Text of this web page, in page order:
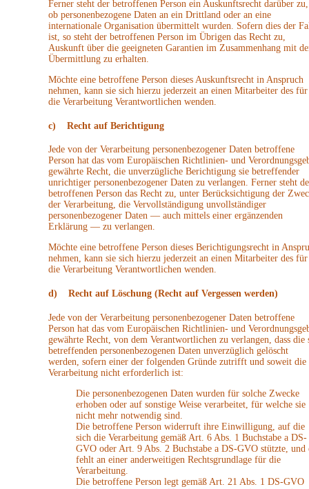
Ferner steht der betroffenen Person ein Auskunftsrecht darüber zu,
ob personenbezogene Daten an ein Drittland oder an eine
internationale Organisation übermittelt wurden. Sofern dies der
ist, so steht der betroffenen Person im Übrigen das Recht zu,
Auskunft über die geeigneten Garantien im Zusammenhang mit
Übermittlung zu erhalten.
Möchte eine betroffene Person dieses Auskunftsrecht in Anspruch
nehmen, kann sie sich hierzu jederzeit an einen Mitarbeiter des für
die Verarbeitung Verantwortlichen wenden.
c) Recht auf Berichtigung
Jede von der Verarbeitung personenbezogener Daten betroffene
Person hat das vom Europäischen Richtlinien- und
gewährte Recht, die unverzügliche Berichtigung sie betreffender
unrichtiger personenbezogener Daten zu verlangen. Ferner steht
betroffenen Person das Recht zu, unter Berücksichtigung der
der Verarbeitung, die Vervollständigung unvollständiger
personenbezogener Daten — auch mittels einer ergänzenden
Erklärung — zu verlangen.
Möchte eine betroffene Person dieses Berichtigungsrecht in
nehmen, kann sie sich hierzu jederzeit an einen Mitarbeiter des für
die Verarbeitung Verantwortlichen wenden.
d) Recht auf Löschung (Recht auf Vergessen werden)
Jede von der Verarbeitung personenbezogener Daten betroffene
Person hat das vom Europäischen Richtlinien- und
gewährte Recht, von dem Verantwortlichen zu verlangen, dass die
betreffenden personenbezogenen Daten unverzüglich gelöscht
werden, sofern einer der folgenden Gründe zutrifft und soweit die
Verarbeitung nicht erforderlich ist:
Die personenbezogenen Daten wurden für solche Zwecke
erhoben oder auf sonstige Weise verarbeitet, für welche sie
nicht mehr notwendig sind.
Die betroffene Person widerruft ihre Einwilligung, auf die
sich die Verarbeitung gemäß Art. 6 Abs. 1 Buchstabe a DS-
GVO oder Art. 9 Abs. 2 Buchstabe a DS-GVO stützte, und
fehlt an einer anderweitigen Rechtsgrundlage für die
Verarbeitung.
Die betroffene Person legt gemäß Art. 21 Abs. 1 DS-GVO